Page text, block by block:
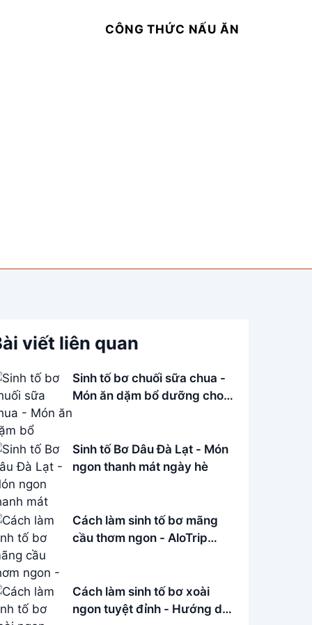
CÔNG THỨC NẤU ĂN
viết liên quan
Sinh tố bơ chuối sữa chua -
Món ăn dặm bổ dưỡng cho
Sinh tố Bơ Dâu Đà Lạt - Món
ngon thanh mát ngày hè
Cách làm sinh tố bơ mãng
cầu thơm ngon - AloTrip
Cách làm sinh tố bơ xoài
ngon tuyệt đỉnh - Hướng dẫn